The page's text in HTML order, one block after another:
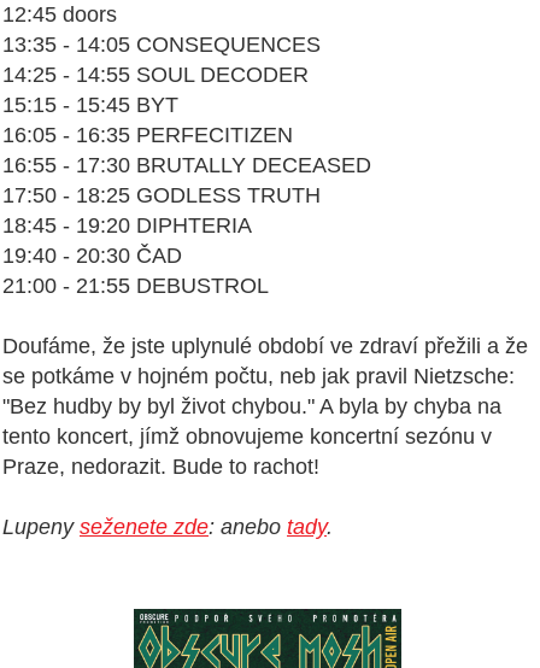
12:45 doors
13:35 - 14:05 CONSEQUENCES
14:25 - 14:55 SOUL DECODER
15:15 - 15:45 BYT
16:05 - 16:35 PERFECITIZEN
16:55 - 17:30 BRUTALLY DECEASED
17:50 - 18:25 GODLESS TRUTH
18:45 - 19:20 DIPHTERIA
19:40 - 20:30 ČAD
21:00 - 21:55 DEBUSTROL
Doufáme, že jste uplynulé období ve zdraví přežili a že
se potkáme v hojném počtu, neb jak pravil Nietzsche:
"Bez hudby by byl život chybou." A byla by chyba na
tento koncert, jímž obnovujeme koncertní sezónu v
Praze, nedorazit. Bude to rachot!
Lupeny seženete zde: anebo tady.